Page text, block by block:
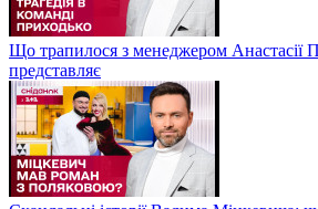
Що трапилося з менеджером Анастасії
представляє